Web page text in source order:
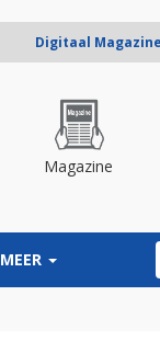
Digitaal Magazine
Magazine
MEER